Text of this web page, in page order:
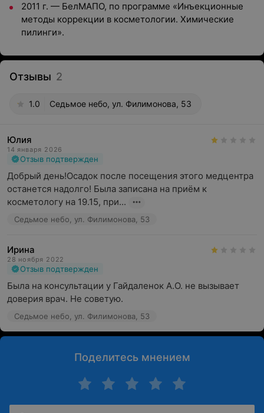
2011 г. — БелМАПО, по программе «Инъекционные
методы коррекции в косметологии. Химические
пилинги».
Отзывы 2
1.0 Седьмое небо, ул. Филимонова, 53
Юлия
14 января 2026
Отзыв подтвержден
Добрый день!Осадок после посещения этого медцентра
останется надолго! Была записана на приём к
косметологу на 19.15, при...
Седьмое небо, ул. Филимонова, 53
Ирина
28 ноября 2022
Отзыв подтвержден
Была на консультации у Гайдаленок А.О. не вызывает
доверия врач. Не советую.
Седьмое небо, ул. Филимонова, 53
Поделитесь мнением